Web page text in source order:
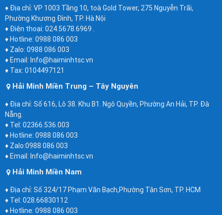
♦ Địa chỉ: VP 1003 Tầng 10, toà Gold Tower, 275 Nguyễn Trãi,
Phường Khương Đình, TP. Hà Nội
♦ Điện thoại: 024.5678.6969 .
♦ Hotline: 0988 086 003
♦ Zalo: 0988 086 003
♦ Email: Info@haiminhtsc.vn
♦ Tax: 0104497121
Hải Minh Miền Trung – Tây Nguyên
♦ Địa chỉ: Số 616, Lô 38. Khu B1. Ngô Quyền, Phường An Hải, TP. Đà
Nẵng.
♦ Tel: 02366.536.003
♦ Hotline: 0988 086 003
♦ Zalo:0988 086 003
♦ Email: Info@haiminhtsc.vn
Hải Minh Miền Nam
♦ Địa chỉ: Số 324/17 Phạm Văn Bạch,Phường Tân Sơn, TP. HCM
♦ Tel: 028.66830112
♦ Hotline: 0988 086 003